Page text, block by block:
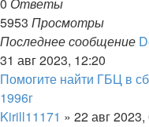
5953 Просмотры
Последнее сообщение
31 авг 2023, 12:20
Помогите найти ГБЦ в
1996г
Kirill11171 » 22 авг 2023,